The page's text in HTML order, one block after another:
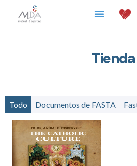
Tienda
Documentos de FASTA
Todo